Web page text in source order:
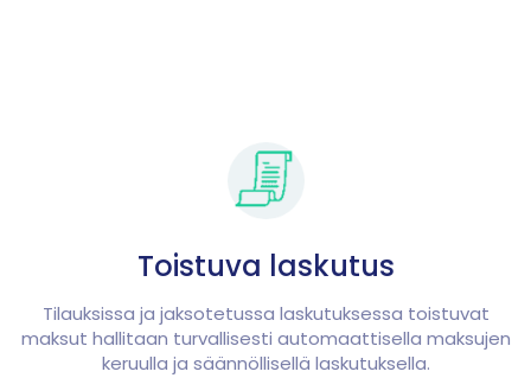
Toistuva laskutus
Tilauksissa ja jaksotetussa laskutuksessa toistuvat
maksut hallitaan turvallisesti automaattisella maksujen
keruulla ja säännöllisellä laskutuksella.